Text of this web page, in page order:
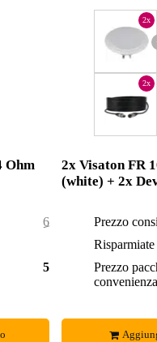
Ohm
61,50 €
58,00 €
2x
2x
2x Visaton FR
(white) + 2x
Prezzo
Risparmiate
Prezzo
convenienza